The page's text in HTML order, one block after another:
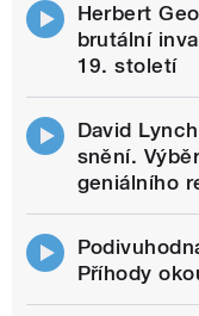
Herbert
brutální
19. století
David
snění.
geniálního
Příhody